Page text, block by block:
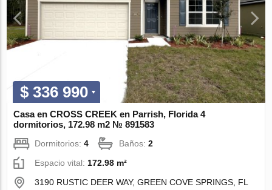
$ 336 990
Casa en CROSS CREEK en Parrish, Florida 4
dormitorios, 172.98 m2 № 891583
Dormitorios:4 Baños:2
Espacio vital:172.98 m²
3190 RUSTIC DEER WAY, GREEN COVE SPRINGS, FL